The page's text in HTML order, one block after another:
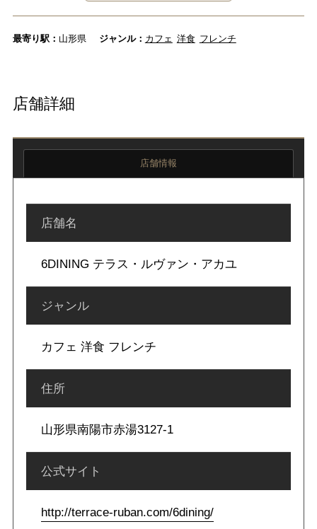
最寄り駅： 山形県 ジャンル： カフェ 洋食 フレンチ
店舗詳細
店舗情報
店舗名
6DINING テラス・ルヴァン・アカユ
ジャンル
カフェ 洋食 フレンチ
住所
山形県南陽市赤湯3127-1
公式サイト
http://terrace-ruban.com/6dining/